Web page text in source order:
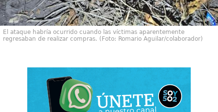
El ataque habría ocurrido cuando las víctimas aparentemente
regresaban de realizar compras. (Foto: Romario Aguilar/colaborador)